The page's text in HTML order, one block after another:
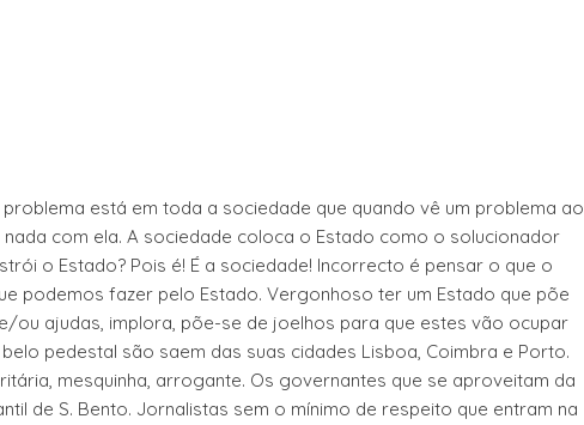
está em toda a sociedade que quando vê um problema ao
com ela. A sociedade coloca o Estado como o solucionador
o Estado? Pois é! É a sociedade! Incorrecto é pensar o que o
podemos fazer pelo Estado. Vergonhoso ter um Estado que põe
ajudas, implora, põe-se de joelhos para que estes vão ocupar
pedestal são saem das suas cidades Lisboa, Coimbra e Porto.
mesquinha, arrogante. Os governantes que se aproveitam da
de S. Bento. Jornalistas sem o mínimo de respeito que entram na